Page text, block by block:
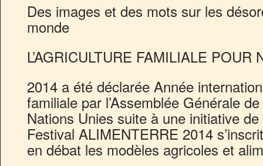
Des images et des mots sur les
monde
L’AGRICULTURE FAMILIALE
2014 a été déclarée Année
familiale par l’Assemblée Générale
Nations Unies suite à une initiative
Festival ALIMENTERRE 2014
en débat les modèles agricoles et